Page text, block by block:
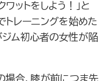
ワットをしよう！」と
トレーニングを始めた
ジム初心者の女性が陥
場合、膝が前につま先